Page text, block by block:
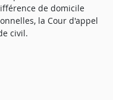
de domicile
la Cour d'appel
civil.